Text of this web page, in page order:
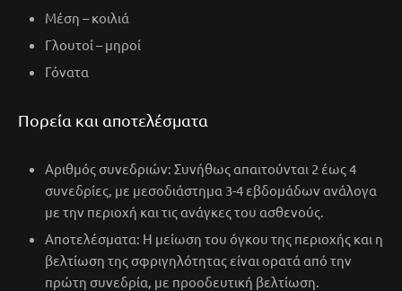
Μέση – κοιλιά
Γλουτοί – μηροί
Γόνατα
Πορεία και αποτελέσματα
Αριθμός συνεδριών: Συνήθως απαιτούνται 2 έως 4
συνεδρίες, με μεσοδιάστημα 3-4 εβδομάδων ανάλογα
με την περιοχή και τις ανάγκες του ασθενούς.
Αποτελέσματα: Η μείωση του όγκου της περιοχής και η
βελτίωση της σφριγηλότητας είναι ορατά από την
πρώτη συνεδρία, με προοδευτική βελτίωση.